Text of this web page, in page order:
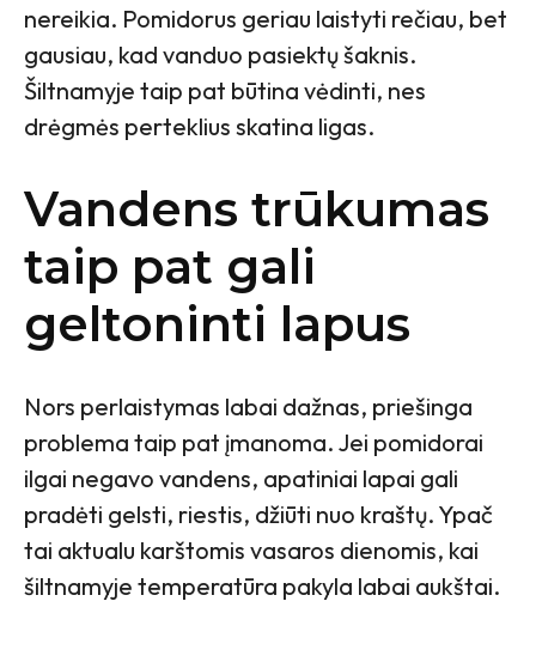
nereikia. Pomidorus geriau laistyti rečiau, bet
gausiau, kad vanduo pasiektų šaknis.
Šiltnamyje taip pat būtina vėdinti, nes
drėgmės perteklius skatina ligas.
Vandens trūkumas
taip pat gali
geltoninti lapus
Nors perlaistymas labai dažnas, priešinga
problema taip pat įmanoma. Jei pomidorai
ilgai negavo vandens, apatiniai lapai gali
pradėti gelsti, riestis, džiūti nuo kraštų. Ypač
tai aktualu karštomis vasaros dienomis, kai
šiltnamyje temperatūra pakyla labai aukštai.